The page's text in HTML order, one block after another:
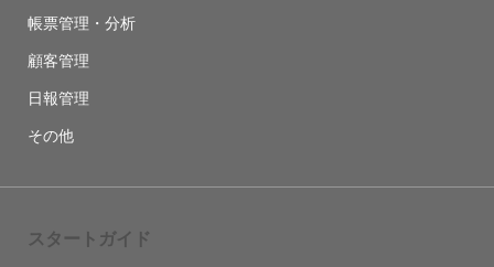
帳票管理・分析
顧客管理
日報管理
その他
スタートガイド